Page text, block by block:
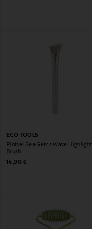
ECO TOOLS
Pintsel Sea Gems Wave Highlight
Brush
Original Price
14,90 €